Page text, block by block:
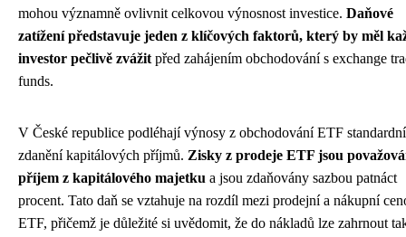
mohou významně ovlivnit celkovou výnosnost investice. Daňové
zatížení představuje jeden z klíčových faktorů, který by měl
investor pečlivě zvážit před zahájením obchodování s exchange
funds.
V České republice podléhají výnosy z obchodování ETF
zdanění kapitálových příjmů. Zisky z prodeje ETF jsou
příjem z kapitálového majetku a jsou zdaňovány sazbou patnáct
procent. Tato daň se vztahuje na rozdíl mezi prodejní a nákupní
ETF, přičemž je důležité si uvědomit, že do nákladů lze zahrnout